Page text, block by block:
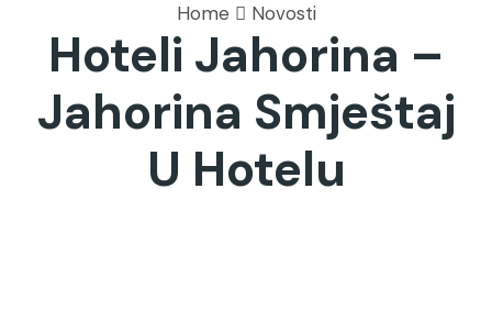
Home Novosti
Hoteli Jahorina –
Jahorina Smještaj
U Hotelu